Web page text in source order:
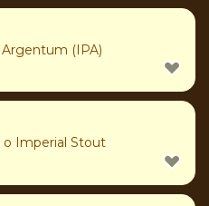
(IPA)
o Imperial Stout